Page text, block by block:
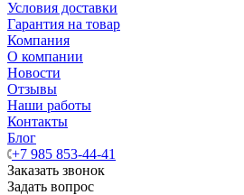
Условия доставки
Гарантия на товар
Компания
О компании
Новости
Отзывы
Наши работы
Контакты
Блог
+7 985 853-44-41
Заказать звонок
Задать вопрос